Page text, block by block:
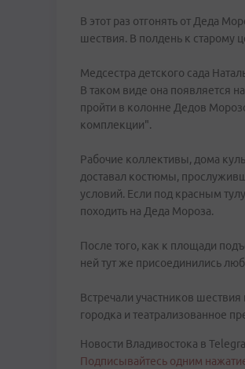
В этот раз отгонять от Деда
шествия. В полдень к старому
Медсестра детского сада
В таком виде она появляется
пройти в колонне Дедов
комплекции".
Рабочие коллективы, дома
доставал костюмы,
условий. Если под красным
походить на Деда Мороза.
После того, как к площади
ней тут же присоединились
Встречали участников
городка и театрализованное
Новости Владивостока в
Подписывайтесь одним